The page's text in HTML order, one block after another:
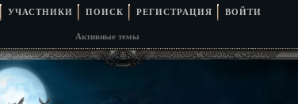
УЧАСТНИКИ ПОИСК РЕГИСТРАЦИЯ
ВОЙТИ
Активные темы